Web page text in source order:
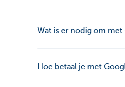
Wat is er nodig om met
Hoe betaal je met